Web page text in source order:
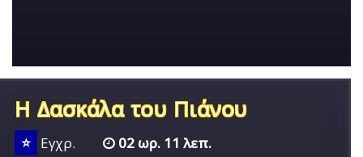
Η Δασκάλα του Πιάνου
⭐ Εγχρ. 02 ωρ. 11 λεπ.